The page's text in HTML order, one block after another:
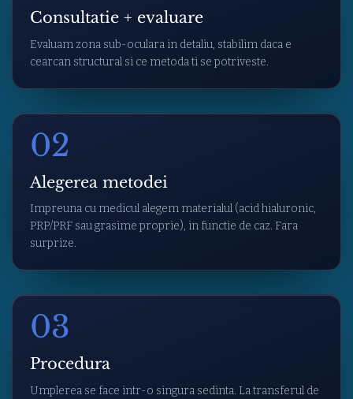
Consultatie + evaluare
Evaluam zona sub-oculara in detaliu, stabilim daca e
cearcan structural si ce metoda ti se potriveste.
02
Alegerea metodei
Impreuna cu medicul alegem materialul (acid hialuronic,
PRP/PRF sau grasime proprie), in functie de caz. Fara
surprize.
03
Procedura
Umplerea se face intr-o singura sedinta. La transferul de